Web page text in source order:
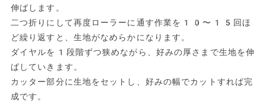
伸ばします。
二つ折りにして再度ローラーに通す作業を10〜15回ほ
ど繰り返すと、生地がなめらかになります。
ダイヤルを1段階ずつ狭めながら、好みの厚さまで生地を伸
ばしていきます。
カッター部分に生地をセットし、好みの幅でカットすれば完
成です。